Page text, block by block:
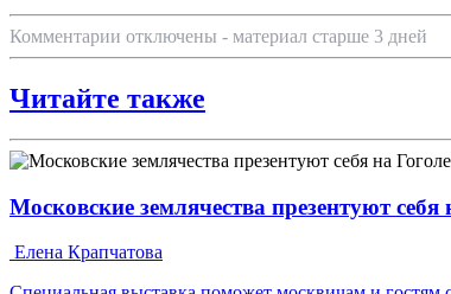
Комментарии отключены - материал старше 3 дней
Читайте также
Московские землячества презентуют себя
Елена Крапчатова